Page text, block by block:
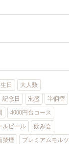
日
大人数
記念日 泡盛
半個室
4000円台コース
ルビール
飲み会
禁煙
プレミアムモルツ